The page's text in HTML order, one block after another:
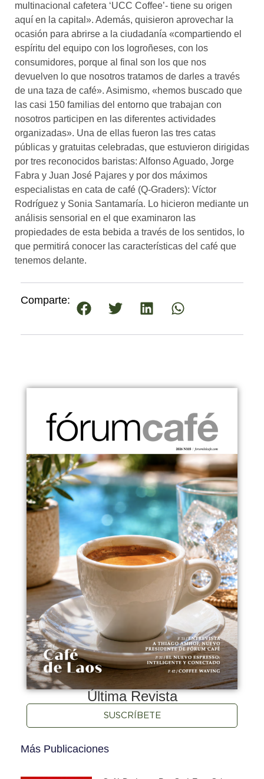
multinacional cafetera ‘UCC Coffee’- tiene su origen
aquí en la capital». Además, quisieron aprovechar la
ocasión para abrirse a la ciudadanía «compartiendo el
espíritu del equipo con los logroñeses, con los
consumidores, porque al final son los que nos
devuelven lo que nosotros tratamos de darles a través
de una taza de café». Asimismo, «hemos buscado que
las casi 150 familias del entorno que trabajan con
nosotros participen en las diferentes actividades
organizadas». Una de ellas fueron las tres catas
públicas y gratuitas celebradas, que estuvieron dirigidas
por tres reconocidos baristas: Alfonso Aguado, Jorge
Fabra y Juan José Pajares y por dos máximos
especialistas en cata de café (Q-Graders): Víctor
Rodríguez y Sonia Santamaría. Lo hicieron mediante un
análisis sensorial en el que examinaron las
propiedades de esta bebida a través de los sentidos, lo
que permitirá conocer las características del café que
tenemos delante.
Comparte:
Última Revista
SUSCRÍBETE
Más Publicaciones